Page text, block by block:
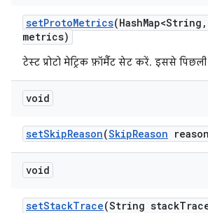
setProtoMetrics(HashMap<String ,
metrics)
टेस्ट प्रोटो मेट्रिक फ़ॉर्मैट सेट करें. इससे
void
setSkipReason(SkipReason
void
setStackTrace(String stack